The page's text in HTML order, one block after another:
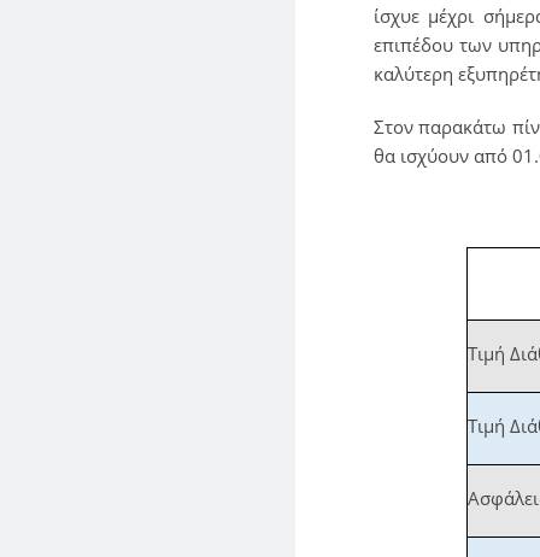
ίσχυε μέχρι
επιπέδου των
καλύτερη
Στον παρακάτω
θα ισχύουν από
Τιμή
Τιμή